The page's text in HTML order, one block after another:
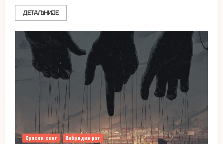
ДЕТАЉНИЈЕ
Српски свет Хибридни рат